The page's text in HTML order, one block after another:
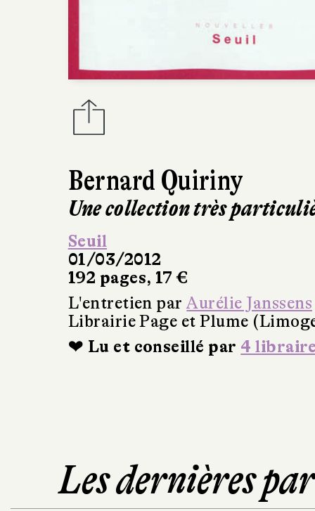
Bernard Quiriny
Une collection très
Seuil
01/03/2012
192 pages, 17 €
L'entretien parAurélie Janssens
Librairie Page et Plume
❤ Lu et conseillé par 4
Les dernières